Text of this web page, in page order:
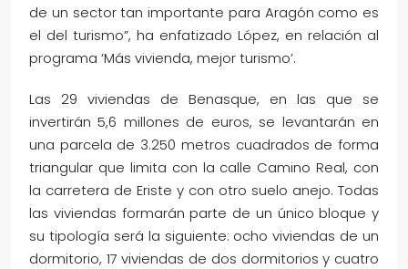
de un sector tan importante para Aragón como es
el del turismo”, ha enfatizado López, en relación al
programa ‘Más vivienda, mejor turismo’.
Las 29 viviendas de Benasque, en las que se
invertirán 5,6 millones de euros, se levantarán en
una parcela de 3.250 metros cuadrados de forma
triangular que limita con la calle Camino Real, con
la carretera de Eriste y con otro suelo anejo. Todas
las viviendas formarán parte de un único bloque y
su tipología será la siguiente: ocho viviendas de un
dormitorio, 17 viviendas de dos dormitorios y cuatro